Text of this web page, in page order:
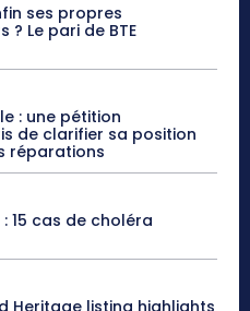
ses propres
? Le pari de BTE
: une pétition
de clarifier sa position
réparations
15 cas de choléra
Heritage listing highlights